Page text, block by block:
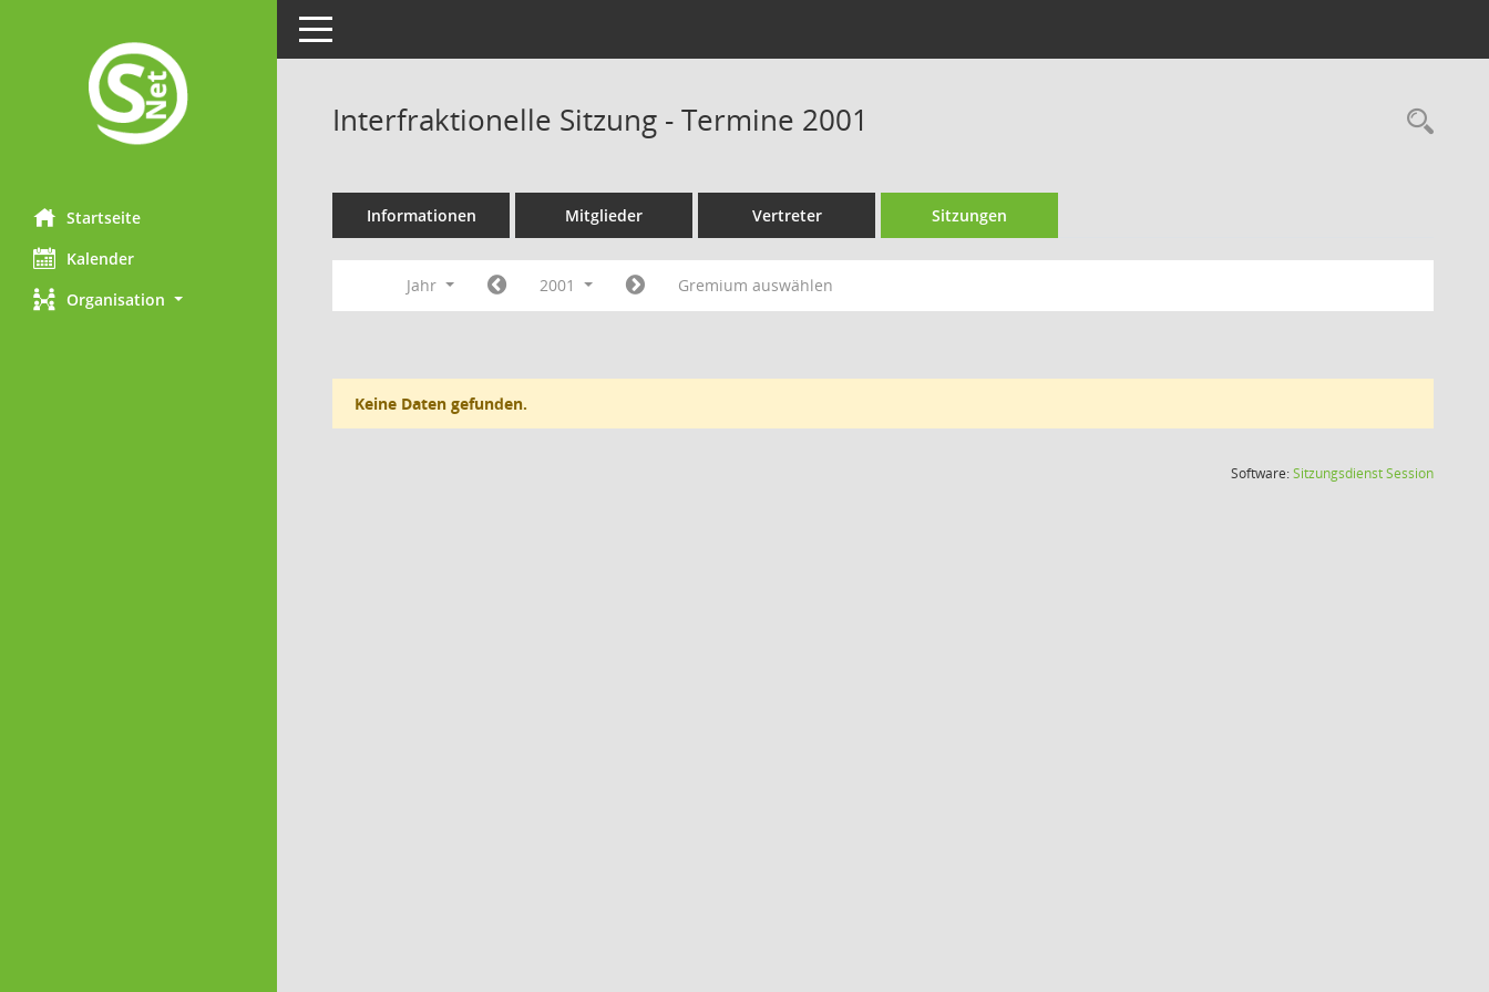
Startseite
Kalender
Organisation
Toggle navigation
Interfraktionelle Sitzung - Termine 2001
Informationen Mitglieder Vertreter Sitzungen
Jahr 2001 Gremium auswählen
Keine Daten gefunden.
Software:SitzungsdienstSession(Wird in